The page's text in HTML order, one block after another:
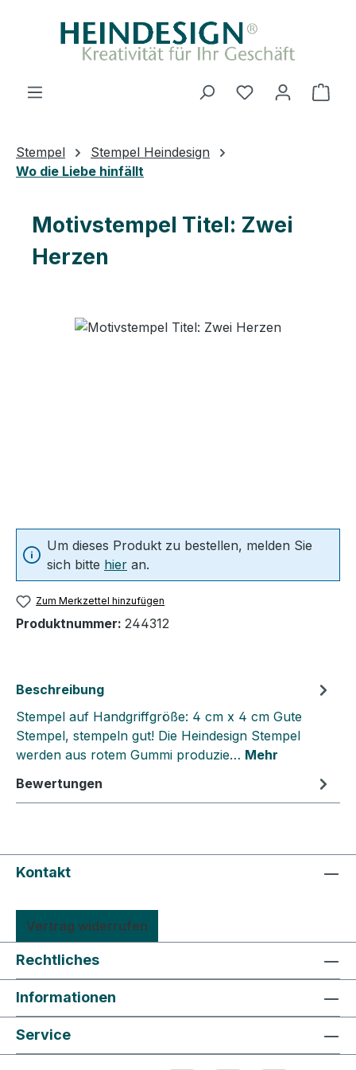
Zum Hauptinhalt springen
Du hast 0
Stempel
Stempel Heindesign
Wo die Liebe hinfällt
Motivstempel Titel: Zwei
Herzen
Um dieses Produkt zu bestellen, melden Sie
sich bitte hier an.
Zum Merkzettel hinzufügen
Produktnummer: 244312
Beschreibung
Stempel auf Handgriffgröße: 4 cm x 4 cm Gute
Stempel, stempeln gut! Die Heindesign Stempel
werden aus rotem Gummi produzie… Mehr
Bewertungen
Kontakt
Vertrag widerrufen
Rechtliches
Informationen
Service